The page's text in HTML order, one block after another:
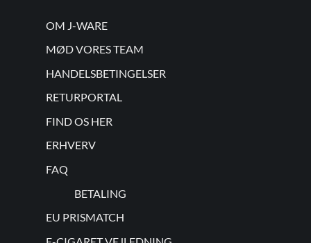
OM J-WARE
MØD VORES TEAM
HANDELSBETINGELSER
RETURPORTAL
FIND OS HER
ERHVERV
FAQ
BETALING
EU PRISMATCH